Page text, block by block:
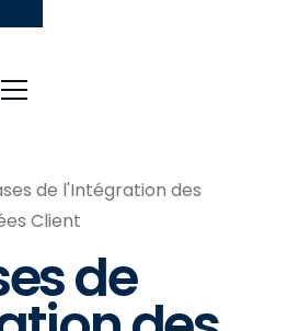
de l'Intégration des
Client
de